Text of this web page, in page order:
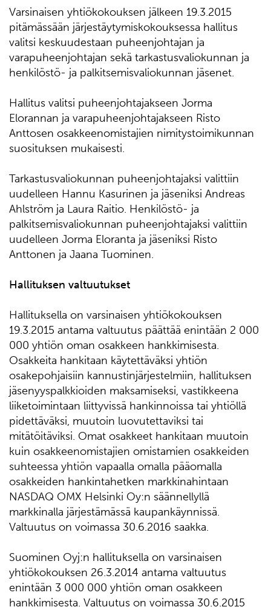
Varsinaisen yhtiökokouksen jälkeen 19.3.2015
pitämässään järjestäytymiskokouksessa hallitus
valitsi keskuudestaan puheenjohtajan ja
varapuheenjohtajan sekä tarkastusvaliokunnan ja
henkilöstö- ja palkitsemisvaliokunnan jäsenet.
Hallitus valitsi puheenjohtajakseen Jorma
Elorannan ja varapuheenjohtajakseen Risto
Anttosen osakkeenomistajien nimitystoimikunnan
suosituksen mukaisesti.
Tarkastusvaliokunnan puheenjohtajaksi valittiin
uudelleen Hannu Kasurinen ja jäseniksi Andreas
Ahlström ja Laura Raitio. Henkilöstö- ja
palkitsemisvaliokunnan puheenjohtajaksi valittiin
uudelleen Jorma Eloranta ja jäseniksi Risto
Anttonen ja Jaana Tuominen.
Hallituksen valtuutukset
Hallituksella on varsinaisen yhtiökokouksen
19.3.2015 antama valtuutus päättää enintään 2 000
000 yhtiön oman osakkeen hankkimisesta.
Osakkeita hankitaan käytettäväksi yhtiön
osakepohjaisiin kannustinjärjestelmiin, hallituksen
jäsenyyspalkkioiden maksamiseksi, vastikkeena
liiketoimintaan liittyvissä hankinnoissa tai yhtiöllä
pidettäväksi, muutoin luovutettaviksi tai
mitätöitäviksi. Omat osakkeet hankitaan muutoin
kuin osakkeenomistajien omistamien osakkeiden
suhteessa yhtiön vapaalla omalla pääomalla
osakkeiden hankintahetken markkinahintaan
NASDAQ OMX Helsinki Oy:n säännellyllä
markkinalla järjestämässä kaupankäynnissä.
Valtuutus on voimassa 30.6.2016 saakka.
Suominen Oyj:n hallituksella on varsinaisen
yhtiökokouksen 26.3.2014 antama valtuutus
enintään 3 000 000 yhtiön oman osakkeen
hankkimisesta. Valtuutus on voimassa 30.6.2015